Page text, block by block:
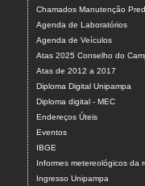
Chamados Manutenção
Agenda de Laboratórios
Agenda de Veículos
Atas 2025 Conselho do
Atas de 2012 a 2017
Diploma Digital Unipampa
Diploma digital - MEC
Endereços Úteis
Eventos
IBGE
Informes metereológicos da
Ingresso Unipampa